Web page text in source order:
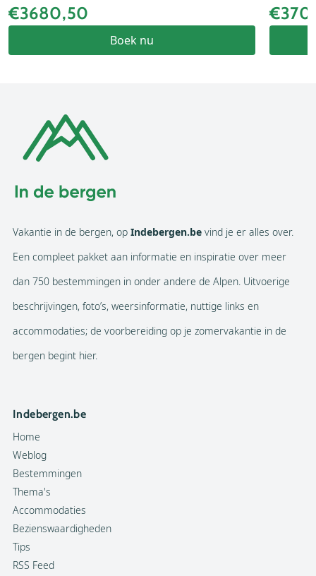
€3680,50
Boek nu
Vakantie in de bergen, op Indebergen.be vind je er alles over.
Een compleet pakket aan informatie en inspiratie over meer
dan 750 bestemmingen in onder andere de Alpen. Uitvoerige
beschrijvingen, foto’s, weersinformatie, nuttige links en
accommodaties; de voorbereiding op je zomervakantie in de
bergen begint hier.
Indebergen.be
Home
Weblog
Bestemmingen
Thema's
Accommodaties
Bezienswaardigheden
Tips
RSS Feed